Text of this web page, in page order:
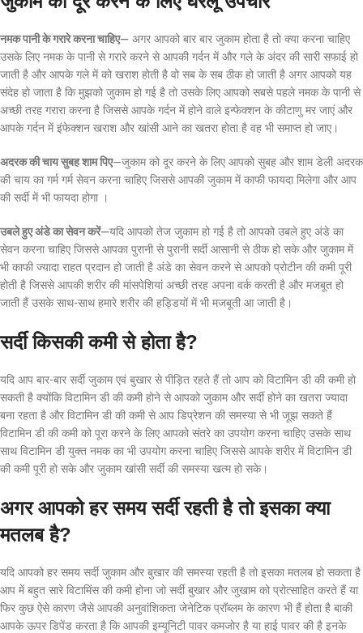
नमक पानी के गरारे करना चाहिए— अगर आपको बार बार जुकाम होता है तो क्या करना चाहिए
उसके लिए नमक के पानी से गरारे करने से आपकी गर्दन में और गले के अंदर की सारी सफाई हो
जाती है और आपके गले में को खराश होती है वो सब के सब ठीक हो जाती है अगर आपको यह
संदेह हो जाता है कि मुझको जुकाम हो गई है तो उसके लिए आपको सबसे पहले नमक के पानी से
अच्छी तरह गरारा करना है जिससे आपके गर्दन में होने वाले इन्फेक्शन के कीटाणु मर जाएं और
आपके गर्दन में इंफेक्शन खराश और खांसी आने का खतरा होता है वह भी समाप्त हो जाए।
अदरक की चाय सुबह शाम पिए—जुकाम को दूर करने के लिए आपको सुबह और शाम डेली अदरक
की चाय का गर्म गर्म सेवन करना चाहिए जिससे आपकी जुकाम में काफी फायदा मिलेगा और आप
की सर्दी में भी फायदा होगा ।
उबले हुए अंडे का सेवन करें—यदि आपको तेज जुकाम हो गई है तो आपको उबले हुए अंडे का
सेवन करना चाहिए जिससे आपका पुरानी से पुरानी सर्दी आसानी से ठीक हो सके और जुकाम में
भी काफी ज्यादा राहत प्रदान हो जाती है अंडे का सेवन करने से आपको प्रोटीन की कमी पूरी
होती है जिससे आपकी शरीर की मांसपेशियां अच्छी तरह अपना वर्क करती है और मजबूत हो
जाती हैं उसके साथ-साथ हमारे शरीर की हड्डियों में भी मजबूती आ जाती है।
सर्दी किसकी कमी से होता है?
यदि आप बार-बार सर्दी जुकाम एवं बुखार से पीड़ित रहते हैं तो आप को विटामिन डी की कमी हो
सकती है क्योंकि विटामिन डी की कमी होने से आपको जुकाम और सर्दी होने का खतरा ज्यादा
बना रहता है और विटामिन डी की कमी से आप डिप्रेशन की समस्या से भी जूझ सकते हैं
विटामिन डी की कमी को पूरा करने के लिए आपको संतरे का उपयोग करना चाहिए उसके साथ
साथ विटामिन डी युक्त नमक का भी उपयोग करना चाहिए जिससे आपके शरीर में विटामिन डी
की कमी पूरी हो सके और जुकाम खांसी सर्दी की समस्या खत्म हो सके।
अगर आपको हर समय सर्दी रहती है तो इसका क्या
मतलब है?
यदि आपको हर समय सर्दी जुकाम और बुखार की समस्या रहती है तो इसका मतलब हो सकता है
आप में बहुत सारे विटामिंस की कमी होना जो सर्दी बुखार और जुखाम को प्रोत्साहित करते हैं या
फिर कुछ ऐसे कारण जैसे आपकी अनुवांशिकता जेनेटिक प्रॉब्लम के कारण भी हैं होता है बाकी
आपके ऊपर डिपेंड करता है कि आपकी इम्यूनिटी पावर कमजोर है या हाई पावर की है इनके